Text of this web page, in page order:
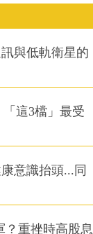
與低軌衛星的
「這3檔」最受
意識抬頭...同
？重挫時高股息